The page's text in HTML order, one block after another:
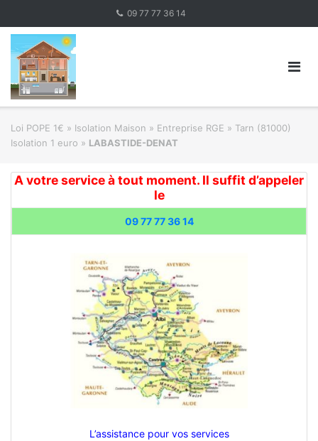
content
09 77 77 36 14
Loi POPE 1€ » Isolation Maison » Entreprise RGE » Tarn (81000)
Isolation 1 euro » LABASTIDE-DENAT
A votre service à tout moment. Il suffit d’appeler
le
09 77 77 36 14
L’assistance pour vos services